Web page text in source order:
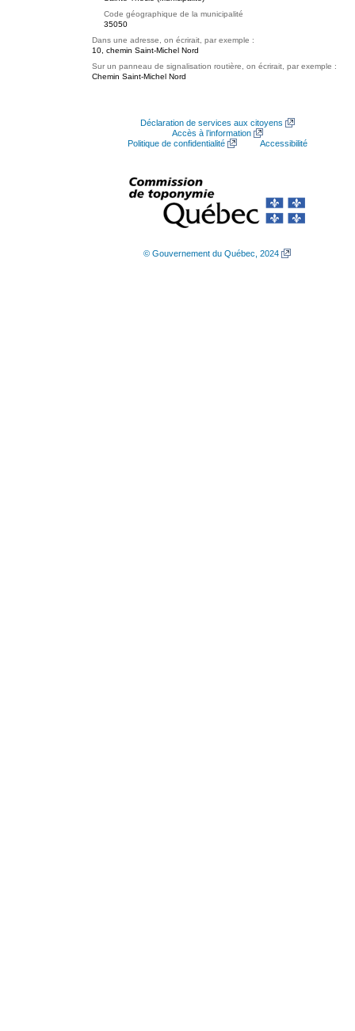
Code géographique de la municipalité
35050
Dans une adresse, on écrirait, par exemple :
10, chemin Saint-Michel Nord
Sur un panneau de signalisation routière, on écrirait, par exemple :
Chemin Saint-Michel Nord
Déclaration de services aux citoyens
Accès à l’information
Politique de confidentialité
Accessibilité
© Gouvernement du Québec, 2024